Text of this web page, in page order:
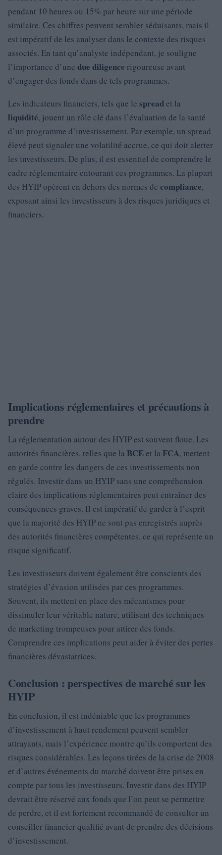
pendant 10 heures ou 15% par heure sur une période
similaire. Ces chiffres peuvent sembler séduisants, mais il
est impératif de les analyser dans le contexte des risques
associés. En tant qu’analyste indépendant, je souligne
l’importance d’une due diligence rigoureuse avant
d’engager des fonds dans de tels programmes.
Les indicateurs financiers, tels que le spreadet la
liquidité, jouent un rôle clé dans l’évaluation de la santé
d’un programme d’investissement. Par exemple, un spread
élevé peut signaler une volatilité accrue, ce qui doit alerter
les investisseurs. De plus, il est essentiel de comprendre le
cadre réglementaire entourant ces programmes. La plupart
des HYIP opèrent en dehors des normes de compliance,
exposant ainsi les investisseurs à des risques juridiques et
financiers.
Implications réglementaires et précautions à
prendre
La réglementation autour des HYIP est souvent floue. Les
autorités financières, telles que la BCEet la FCA, mettent
en garde contre les dangers de ces investissements non
régulés. Investir dans un HYIP sans une compréhension
claire des implications réglementaires peut entraîner des
conséquences graves. Il est impératif de garder à l’esprit
que la majorité des HYIP ne sont pas enregistrés auprès
des autorités financières compétentes, ce qui représente un
risque significatif.
Les investisseurs doivent également être conscients des
stratégies d’évasion utilisées par ces programmes.
Souvent, ils mettent en place des mécanismes pour
dissimuler leur véritable nature, utilisant des techniques
de marketing trompeuses pour attirer des fonds.
Comprendre ces implications peut aider à éviter des pertes
financières dévastatrices.
Conclusion : perspectives de marché sur les
HYIP
En conclusion, il est indéniable que les programmes
d’investissement à haut rendement peuvent sembler
attrayants, mais l’expérience montre qu’ils comportent des
risques considérables. Les leçons tirées de la crise de 2008
et d’autres événements du marché doivent être prises en
compte par tous les investisseurs. Investir dans des HYIP
devrait être réservé aux fonds que l’on peut se permettre
de perdre, et il est fortement recommandé de consulter un
conseiller financier qualifié avant de prendre des décisions
d’investissement.